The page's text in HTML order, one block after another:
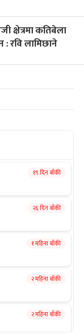
क्षेत्रमा कतिबेला
: रवि लामिछाने
१९ दिन बाँकी
२६ दिन बाँकी
१ महिना बाँकी
२ महिना बाँकी
२ महिना बाँकी